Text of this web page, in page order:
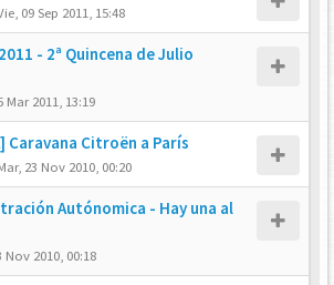
09 Sep 2011, 15:48
- 2ª Quincena de Julio
Mar 2011, 13:19
Caravana Citroën a París
23 Nov 2010, 00:20
Autónomica - Hay una al
Nov 2010, 00:18